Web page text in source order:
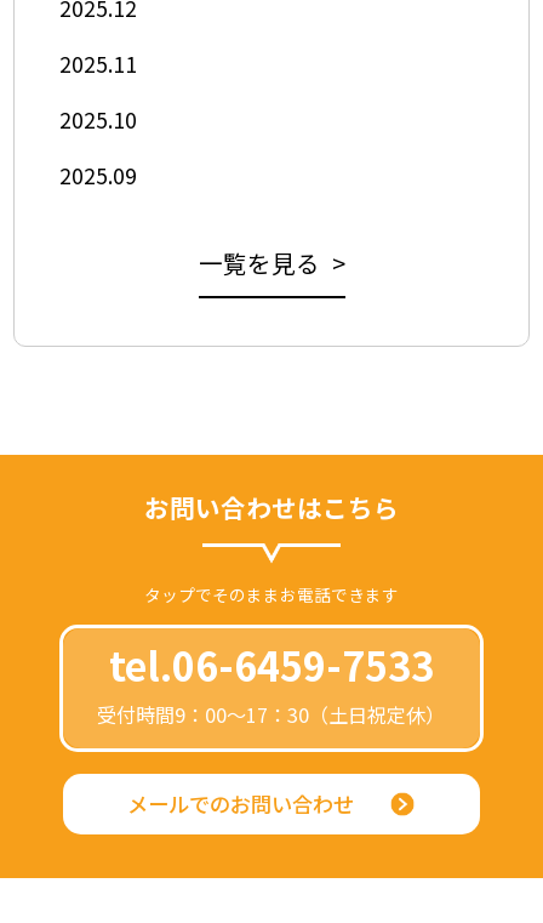
2025.12
2025.11
2025.10
2025.09
一覧を見る >
お問い合わせはこちら
タップでそのままお電話できます
tel.06-6459-7533
受付時間9：00～17：30（土日祝定休）
メールでのお問い合わせ